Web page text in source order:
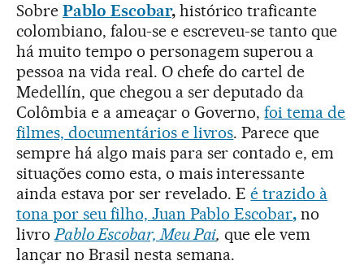
Sobre Pablo Escobar,histórico traficante
colombiano, falou-se e escreveu-se tanto que
há muito tempo o personagem superou a
pessoa na vida real. O chefe do cartel de
Medellín, que chegou a ser deputado da
Colômbia e a ameaçar o Governo,foi tema de
filmes, documentários e livros. Parece que
sempre há algo mais para ser contado e, em
situações como esta, o mais interessante
ainda estava por ser revelado. Eé trazido à
tona por seu filho, Juan Pablo Escobar, no
livroPablo Escobar, Meu Pai, que ele vem
lançar no Brasil nesta semana.